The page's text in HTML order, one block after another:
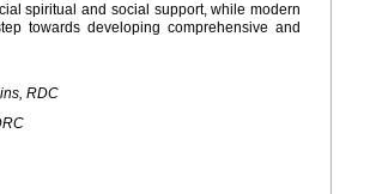
spiritual and social support, while modern
towards developing comprehensive and
RDC